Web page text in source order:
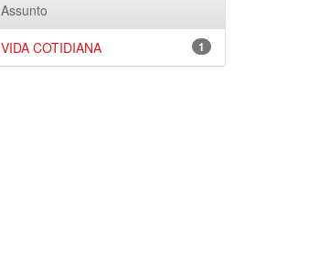
Assunto
1
VIDA COTIDIANA